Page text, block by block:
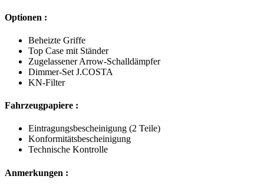
Optionen :
Beheizte Griffe
Top Case mit Ständer
Zugelassener Arrow-Schalldämpfer
Dimmer-Set J.COSTA
KN-Filter
Fahrzeugpapiere :
Eintragungsbescheinigung (2 Teile)
Konformitätsbescheinigung
Technische Kontrolle
Anmerkungen :